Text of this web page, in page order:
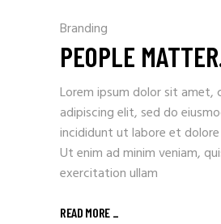
Branding
PEOPLE
Lorem ipsum dolor sit amet,
adipiscing elit, sed do
incididunt ut labore et dolore
Ut enim ad minim veniam,
exercitation ullam
READ MORE _